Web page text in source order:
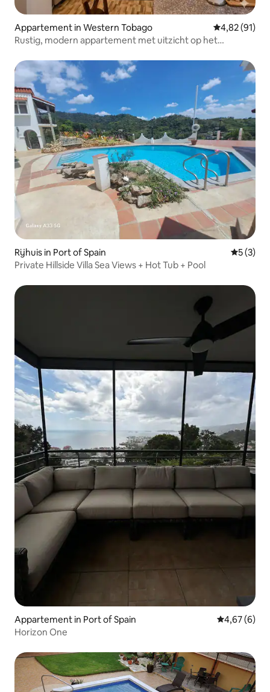
Appartement in Western Tobago Gemiddelde
4,82 (91)
Rustig, modern appartement met uitzicht op het
Rijhuis in Port of Spain
5 (3)
Private Hillside Villa Sea Views + Hot Tub + Pool
Appartement in Port of Spain Gemiddelde
4,67 (6)
Horizon One